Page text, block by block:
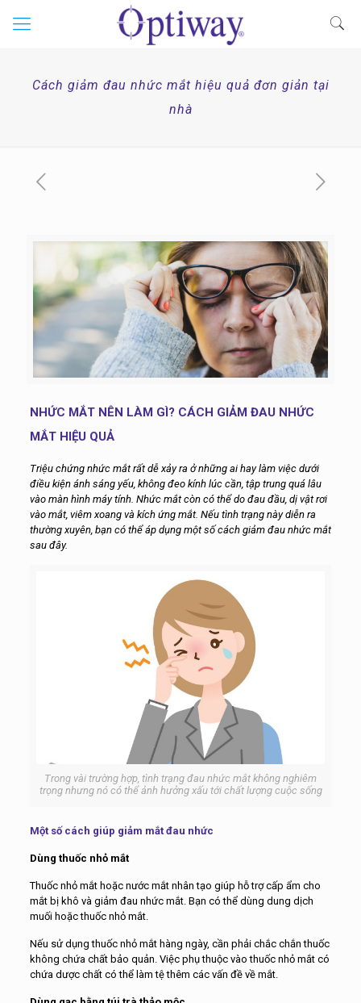
Cách giảm đau nhức mắt hiệu quả đơn giản tại
nhà
NHỨC MẮT NÊN LÀM GÌ? CÁCH GIẢM ĐAU NHỨC
MẮT HIỆU QUẢ
Triệu chứng nhức mắt rất dễ xảy ra ở những ai hay làm việc dưới
điều kiện ánh sáng yếu, không đeo kính lúc cần, tập trung quá lâu
vào màn hình máy tính. Nhức mắt còn có thể do đau đầu, dị vật rơi
vào mắt, viêm xoang và kích ứng mắt. Nếu tình trạng này diễn ra
thường xuyên, bạn có thể áp dụng một số cách giảm đau nhức mắt
sau đây.
Trong vài trường hợp, tình trạng đau nhức mắt không nghiêm
trọng nhưng nó có thể ảnh hưởng xấu tới chất lượng cuộc sống
Một số cách giúp giảm mắt đau nhức
Dùng thuốc nhỏ mắt
Thuốc nhỏ mắt hoặc nước mắt nhân tạo giúp hỗ trợ cấp ẩm cho
mắt bị khô và giảm đau nhức mắt. Bạn có thể dùng dung dịch
muối hoặc thuốc nhỏ mắt.
Nếu sử dụng thuốc nhỏ mắt hàng ngày, cần phải chắc chắn thuốc
không chứa chất bảo quản. Việc phụ thuộc vào thuốc nhỏ mắt có
chứa dược chất có thể làm tệ thêm các vấn đề về mắt.